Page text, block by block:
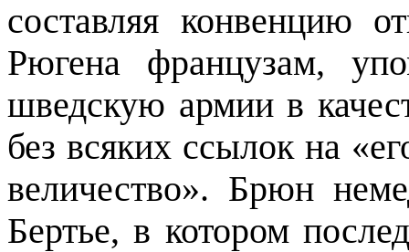
составляя конвенцию
Рюгена французам,
шведскую армии в
без всяких ссылок на
величество». Брюн
Бертье, в котором